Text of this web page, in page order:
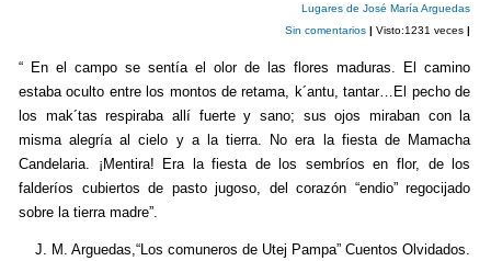
o
k
Lugares de José María Arguedas
Sin comentarios| Visto:1231 veces|
“ En el campo se sentía el olor de las flores maduras. El camino
estaba oculto entre los montos de retama, k´antu, tantar…El pecho de
los mak´tas respiraba allí fuerte y sano; sus ojos miraban con la
misma alegría al cielo y a la tierra. No era la fiesta de Mamacha
Candelaria. ¡Mentira! Era la fiesta de los sembríos en flor, de los
falderíos cubiertos de pasto jugoso, del corazón “endio” regocijado
sobre la tierra madre”.
J. M. Arguedas,“Los comuneros de Utej Pampa” Cuentos Olvidados.